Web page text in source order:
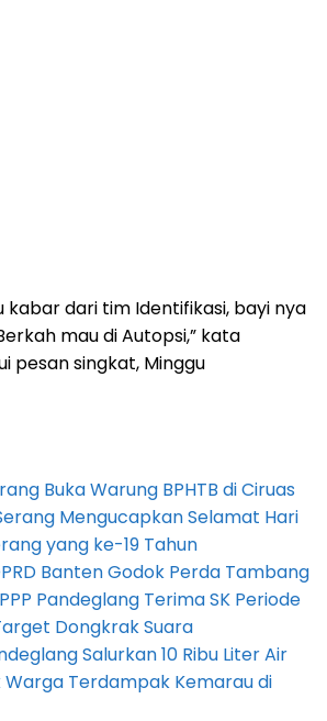
kabar dari tim Identifikasi, bayi nya
mau di Autopsi,” kata
pesan singkat, Minggu
Buka Warung BPHTB di Ciruas
Mengucapkan Selamat Hari
yang ke-19 Tahun
Banten Godok Perda Tambang
Pandeglang Terima SK Periode
Dongkrak Suara
Salurkan 10 Ribu Liter Air
Warga Terdampak Kemarau di